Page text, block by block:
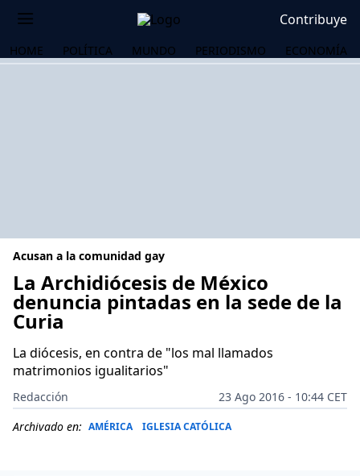
Contribuye
HOME POLÍTICA MUNDO PERIODISMO ECONOMÍA
Acusan a la comunidad gay
La Archidiócesis de México
denuncia pintadas en la sede de la
Curia
La diócesis, en contra de "los mal llamados
matrimonios igualitarios"
Redacción
23 Ago 2016 - 10:44 CET
Archivado en: AMÉRICA IGLESIA CATÓLICA